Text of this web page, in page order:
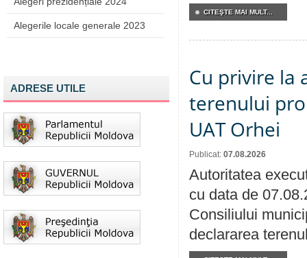
Alegerile locale generale 2023
ADRESE UTILE
CITEŞTE MAI MULT...
Cu privire la
terenului
UAT Orhei
Publicat: 07.08.2026
Autoritatea
cu data de
Consiliului
declararea